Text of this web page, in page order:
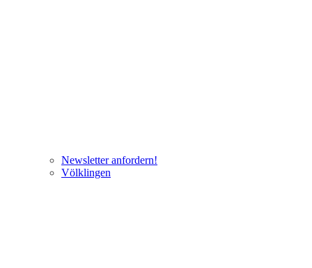
Newsletter anfordern!
Völklingen